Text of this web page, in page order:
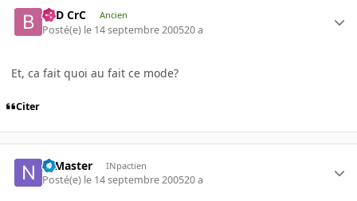
BaD CrC Ancien
Posté(e) le 14 septembre 200520 a
Et, ca fait quoi au fait ce mode?
Citer
N.Master INpactien
Posté(e) le 14 septembre 200520 a